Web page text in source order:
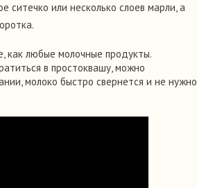
ситечко или несколько слоев марли, а
как любые молочные продукты.
в простоквашу, можно
молоко быстро свернется и не нужно